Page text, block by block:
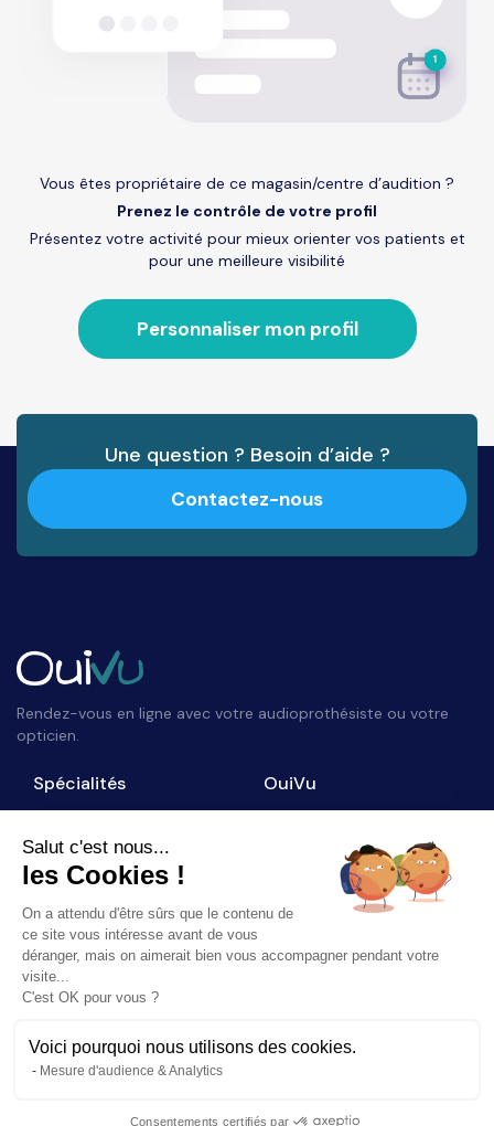
Vous êtes propriétaire de ce magasin/centre d’audition ?
Prenez le contrôle de votre profil
Présentez votre activité pour mieux orienter vos patients et
pour une meilleure visibilité
Personnaliser mon profil
Une question ? Besoin d’aide ?
Contactez-nous
Rendez-vous en ligne avec votre audioprothésiste ou votre
opticien.
Spécialités
Opticiens
Audioprothésistes
OuiVu
Qui sommes-nous ?
Nous contacter
Accès professionnel
Suivez-nous
©2026OuiVu. Tous droits réservés
Salut c'est nous...
les Cookies !
On a attendu d'être sûrs que le contenu de
ce site vous intéresse avant de vous
déranger, mais on aimerait bien vous accompagner pendant votre
visite...
C'est OK pour vous ?
Voici pourquoi nous utilisons des cookies.
Mesure d'audience & Analytics
Consentements certifiés par